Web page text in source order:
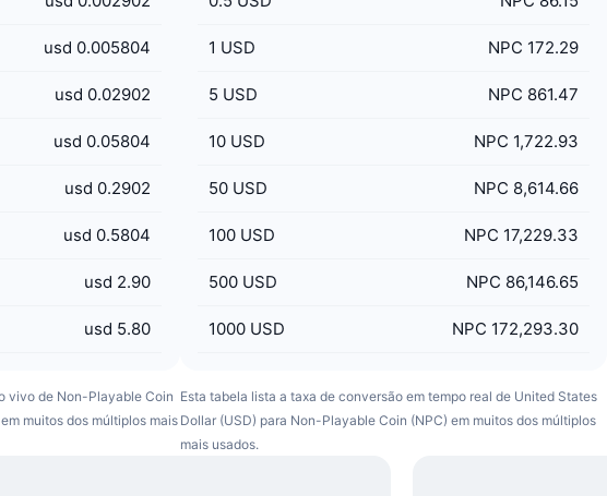
usd 0.005804
usd 0.02902
usd 0.05804
usd 0.2902
usd 0.5804
usd 2.90
usd 5.80
vivo de Non-Playable Coin
muitos dos múltiplos mais
1 USD NPC 172.29
5 USD NPC 861.47
10 USD NPC 1,722.93
50 USD NPC 8,614.66
100 USD NPC 17,229.33
500 USD NPC 86,146.65
1000 USD NPC 172,293.30
Esta tabela lista a taxa de conversão em tempo real de United States
Dollar (USD) para Non-Playable Coin (NPC) em muitos dos múltiplos
mais usados.